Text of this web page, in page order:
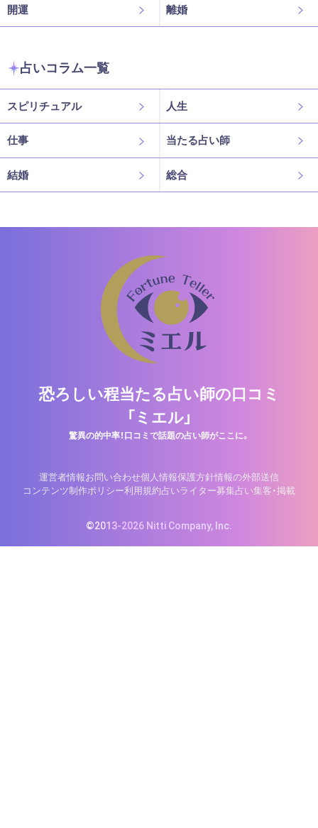
開運 離婚
占いコラム一覧
スピリチュアル 人生
仕事 当たる占い師
結婚 総合
恐ろしい程当たる占い師の口コミ
「ミエル」
驚異の的中率！口コミで話題の占い師がここに。
運営者情報お問い合わせ個人情報保護方針情報の外部送信
コンテンツ制作ポリシー利用規約占いライター募集占い集客・掲載
©2013-2026 Nitti Company, Inc.